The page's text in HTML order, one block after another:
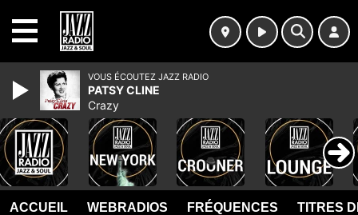
ACCUEIL WEBRADIOS FRÉQUENCES TITRES
VOUS ÉCOUTEZ JAZZ RADIO
PATSY CLINE
Crazy